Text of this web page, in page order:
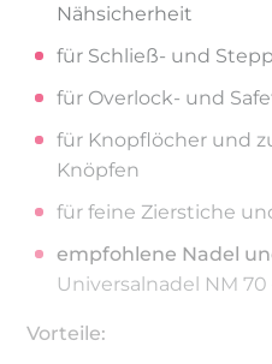
Nähsicherheit
für Schließ- und
für Overlock- und
für Knopflöcher und
Knöpfen
für feine Zierstiche
empfohlene Nadel
Universalnadel NM 70
Vorteile: